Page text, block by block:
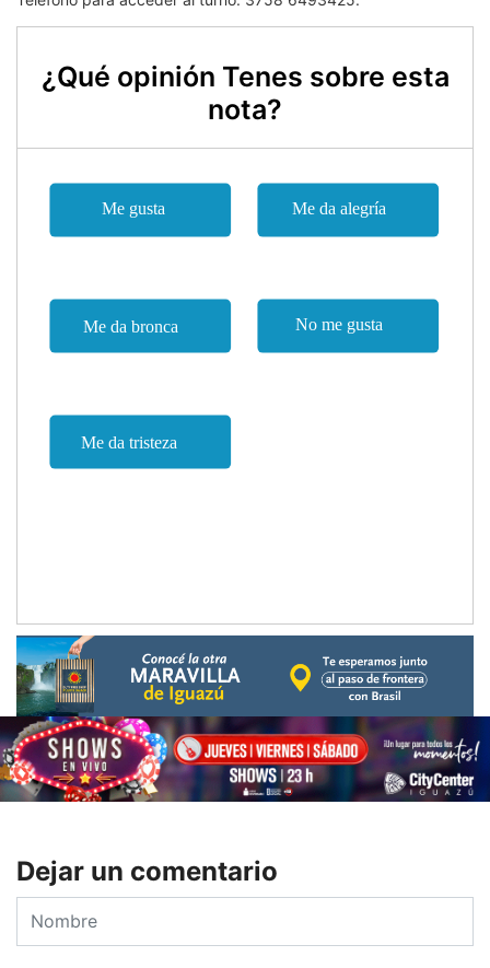
¿Qué opinión Tenes sobre esta
nota?
Dejar un comentario